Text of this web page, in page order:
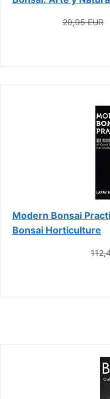
20,95 EUR
Modern Bonsai
Bonsai Horticulture